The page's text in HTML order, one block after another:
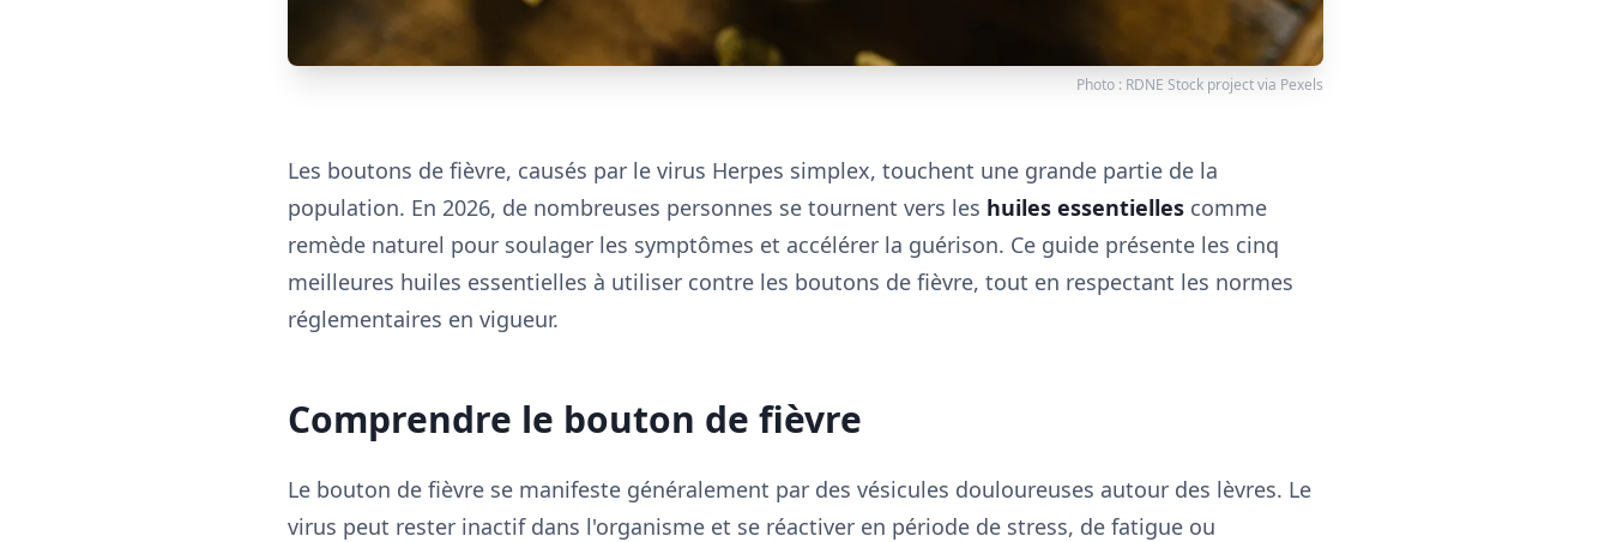
Photo : RDNE Stock projectvia Pexels
Les boutons de fièvre, causés par le virus Herpes simplex, touchent une grande partie de la
population. En 2026, de nombreuses personnes se tournent vers les huiles essentielles comme
remède naturel pour soulager les symptômes et accélérer la guérison. Ce guide présente les cinq
meilleures huiles essentielles à utiliser contre les boutons de fièvre, tout en respectant les normes
réglementaires en vigueur.
Comprendre le bouton de fièvre
Le bouton de fièvre se manifeste généralement par des vésicules douloureuses autour des lèvres. Le
virus peut rester inactif dans l'organisme et se réactiver en période de stress, de fatigue ou